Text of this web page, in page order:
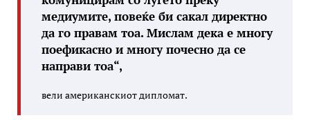
медиумите, повеќе би сакал директно
да го правам тоа. Мислам дека е многу
поефикасно и многу почесно да се
направи тоа“,
вели американскиот дипломат.